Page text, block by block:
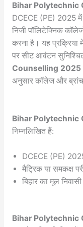
Bihar Polytechnic
DCECE (PE) 2025 में
निजी पॉलिटेक्निक
करना है। यह प्रक्रिया
पर सीट आवंटन
Counselling 2025
अनुसार कॉलेज और
Bihar Polytechnic
निम्नलिखित हैं:
DCECE (PE) 2025
मैट्रिक या समकक्ष
बिहार का मूल निवासी
Bihar Polytechnic